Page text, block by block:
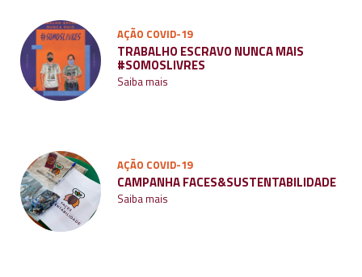
AÇÃO COVID-19
TRABALHO ESCRAVO NUNCA MAIS
#SOMOSLIVRES
Saiba mais
AÇÃO COVID-19
CAMPANHA FACES&SUSTENTABILIDADE
Saiba mais